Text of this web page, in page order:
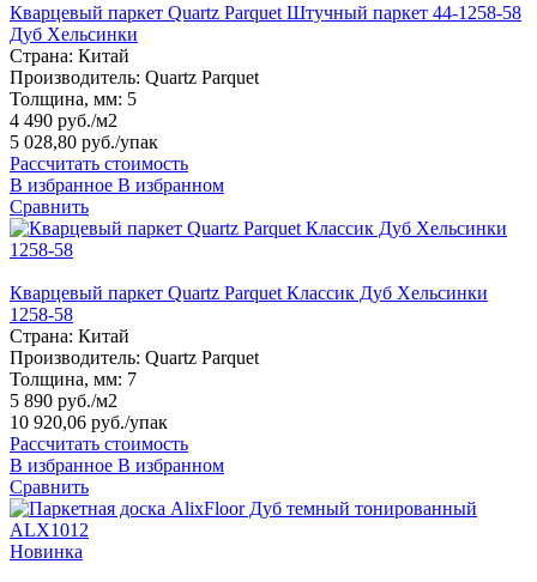
Кварцевый паркет Quartz Parquet Штучный паркет 44-1258-58
Дуб Хельсинки
Страна: Китай
Производитель: Quartz Parquet
Толщина, мм: 5
4 490 руб./м2
5 028,80 руб./упак
Рассчитать стоимость
В избранное В избранном
Сравнить
Кварцевый паркет Quartz Parquet Классик Дуб Хельсинки
1258-58
Страна: Китай
Производитель: Quartz Parquet
Толщина, мм: 7
5 890 руб./м2
10 920,06 руб./упак
Рассчитать стоимость
В избранное В избранном
Сравнить
Новинка